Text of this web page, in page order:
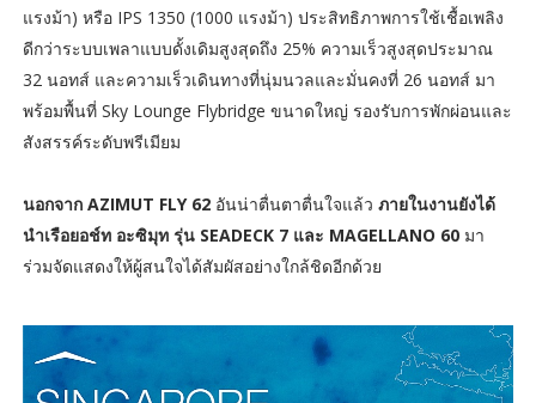
แรงม้า) หรือ IPS 1350 (1000 แรงม้า) ประสิทธิภาพการใช้เชื้อเพลิง
ดีกว่าระบบเพลาแบบดั้งเดิมสูงสุดถึง 25% ความเร็วสูงสุดประมาณ
32 นอทส์ และความเร็วเดินทางที่นุ่มนวลและมั่นคงที่ 26 นอทส์ มา
พร้อมพื้นที่ Sky Lounge Flybridge ขนาดใหญ่ รองรับการพักผ่อนและ
สังสรรค์ระดับพรีเมียม
นอกจาก AZIMUT FLY 62 อันน่าตื่นตาตื่นใจแล้ว ภายในงานยังได้
นำเรือยอช์ท อะซิมุท รุ่น SEADECK 7 และ MAGELLANO 60 มา
ร่วมจัดแสดงให้ผู้สนใจได้สัมผัสอย่างใกล้ชิดอีกด้วย